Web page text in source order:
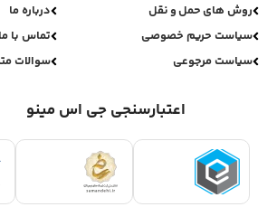
روش های حمل و نقل
سیاست حریم خصوصی
سیاست مرجوعی
درباره ما
تماس با ما
سوالات
اعتبارسنجی جی اس مینو